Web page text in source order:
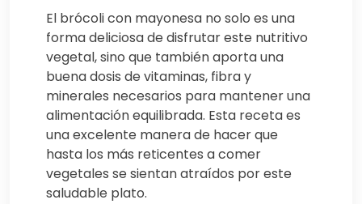
El brócoli con mayonesa no solo es una
forma deliciosa de disfrutar este nutritivo
vegetal, sino que también aporta una
buena dosis de vitaminas, fibra y
minerales necesarios para mantener una
alimentación equilibrada. Esta receta es
una excelente manera de hacer que
hasta los más reticentes a comer
vegetales se sientan atraídos por este
saludable plato.